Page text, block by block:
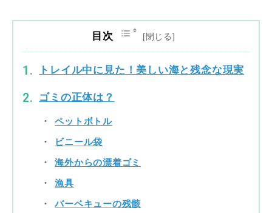
目次
トレイル中に見た！美しい海と残念な現実
ゴミの正体は？
ペットボトル
ビニール袋
海外からの漂着ゴミ
漁具
バーベキューの残骸